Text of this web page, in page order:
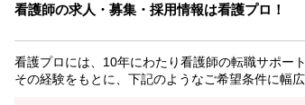
看護師の求人・募集・採用情報は看護プロ！
看護プロには、10年にわたり看護師の転職サポー
その経験をもとに、下記のようなご希望条件に幅広